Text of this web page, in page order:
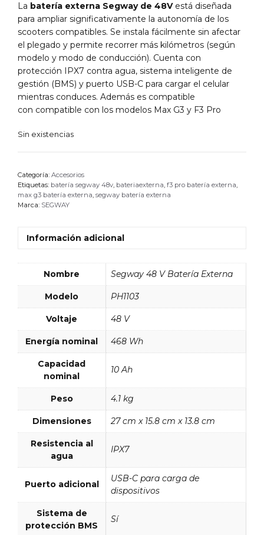
original
era:
S/ 1,099.00.
actual
es:
S/ 999.00.
La batería externa Segway de 48V está diseñada
para ampliar significativamente la autonomía de los
scooters compatibles. Se instala fácilmente sin afectar
el plegado y permite recorrer más kilómetros (según
modelo y modo de conducción). Cuenta con
protección IPX7 contra agua, sistema inteligente de
gestión (BMS) y puerto USB-C para cargar el celular
mientras conduces. Además es compatible
con compatible con los modelos Max G3 y F3 Pro
Sin existencias
Categoría: Accesorios
Etiquetas: batería segway 48v, bateriaexterna, f3 pro batería externa,
max g3 batería externa, segway batería externa
Marca: SEGWAY
Información adicional
Nombre Segway 48 V Batería Externa
Modelo PH1103
Voltaje 48 V
Energía nominal 468 Wh
Capacidad
nominal
10 Ah
Peso 4.1 kg
Dimensiones 27 cm x 15.8 cm x 13.8 cm
Resistencia al
agua
IPX7
Puerto adicional
USB-C para carga de
dispositivos
Sistema de
protección BMS
Sí